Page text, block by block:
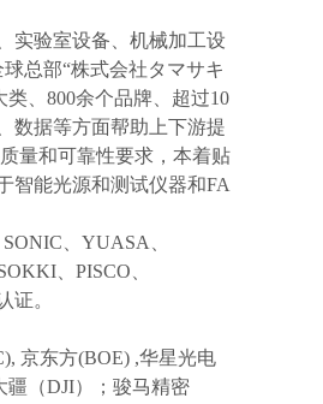
实验室设备、机械加工设
总部“株式会社タマサキ
、800余个品牌、超过10
数据等方面帮助上下游提
量和可靠性要求，本着贴
智能光源和测试仪器和FA
、YUASA、
、PISCO、
证。
京东方(BOE) ,华星光电
（DJI）；骏马精密